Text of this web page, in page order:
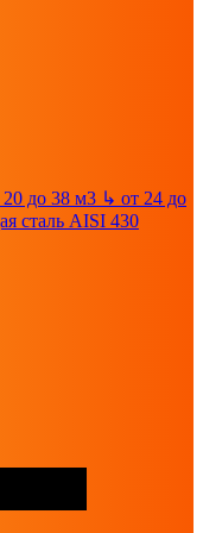
20 до 38 м3 ↳ от 24 до
сталь AISI 430